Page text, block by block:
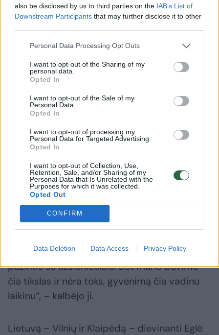
also be disclosed by us to third parties on the IAB’s List of
Downstream Participants that may further disclose it to other
Personal Data Processing Opt Outs
I want to opt-out of the Sharing of my
personal data.
Opted In
I want to opt-out of the Sale of my
Personal Data.
Opted In
I want to opt-out of processing my
Personal Data for Targeted Advertising.
Opted In
I want to opt-out of Collection, Use,
Retention, Sale, and/or Sharing of my
Personal Data that Is Unrelated with the
Purposes for which it was collected.
Opted Out
CONFIRM
Data Deletion Data Access Privacy Policy
Eglė Daugėlaitė-Kryževičienė.
LR archyvo nuotr.
Gyvendama Lietuvoje šeima daug
bendraudavo su artimaisiais, o namuose
dažnai sulaukdavo svečių. Taline tenka
priprasti, kad viskas sukasi keturių asmenų
šeimos rate. Tačiau jie spėjo užmegzti ir
malonių pažinčių – susipažino su Estijoje
gyvenančiais lietuviais.
estai nėra iš tų, kurie norėtų megzti naujas
pažintis su užsieniečiais. Bet mano buvimo
čia tikslas ir nėra toks, gyvenimą čia vadinu
laikinu“, – kalbėjo ji.
Lietuvą – Vilnių ir Klaipėdą – dievinanti Eglė